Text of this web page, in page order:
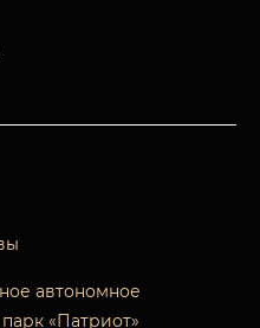
автономное
«Патриот»